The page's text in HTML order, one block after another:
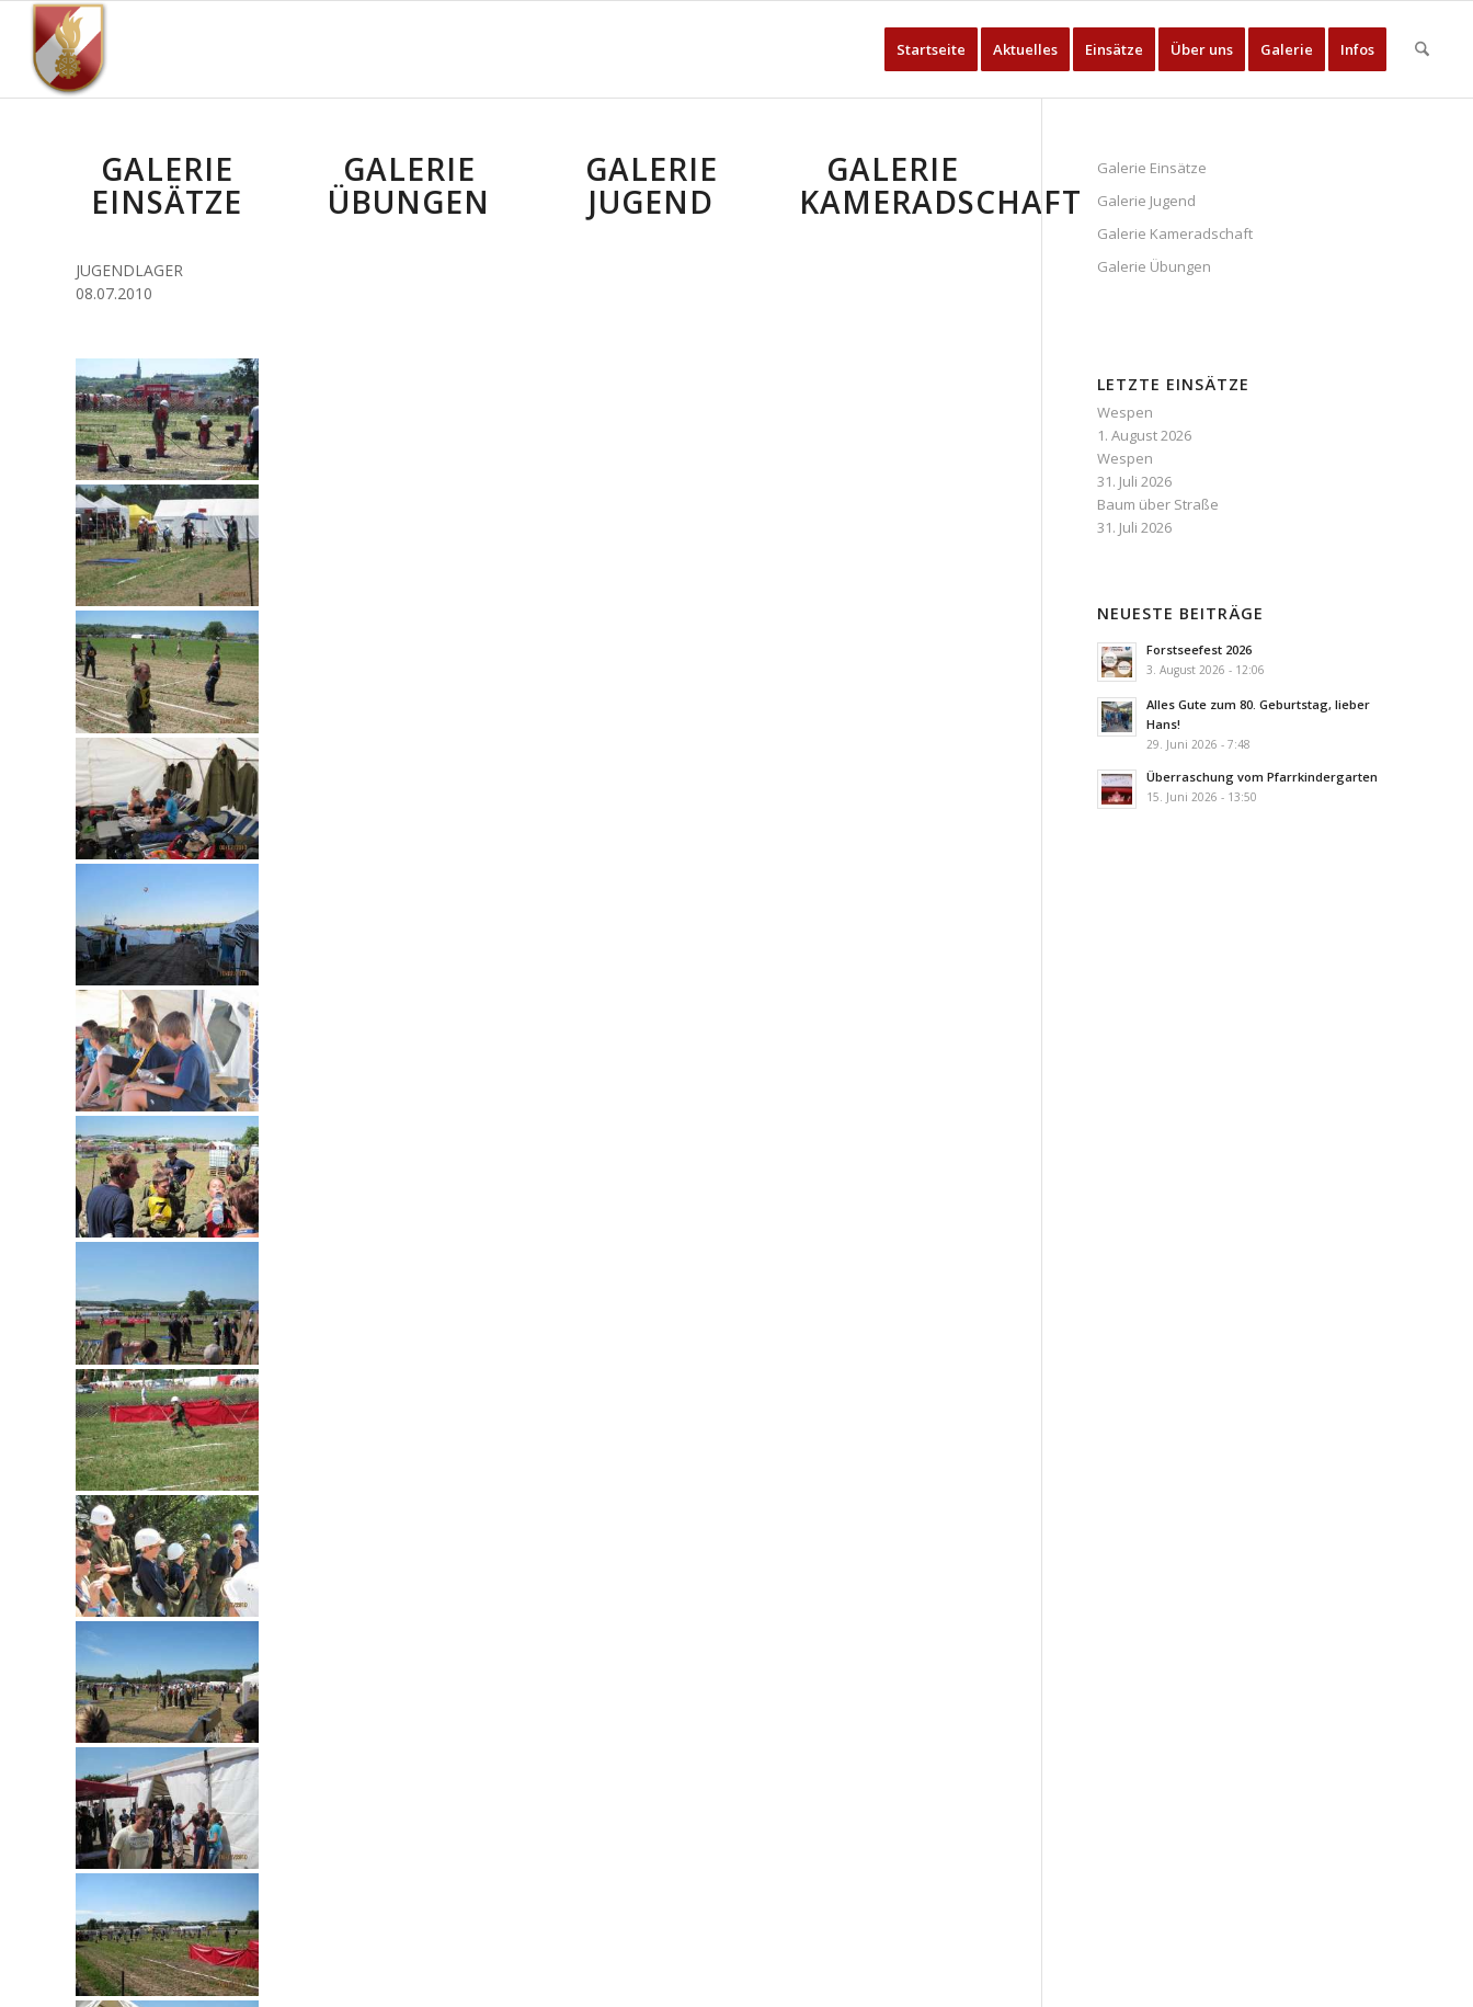
Startseite Aktuelles Einsätze Über uns Galerie Infos
GALERIE
EINSÄTZE
JUGENDLAGER
08.07.2010
GALERIE
ÜBUNGEN
GALERIE
JUGEND
GALERIE
KAMERADSCHAFT
Galerie Einsätze
Galerie Jugend
Galerie Kameradschaft
Galerie Übungen
LETZTE EINSÄTZE
Wespen
1. August 2026
Wespen
31. Juli 2026
Baum über Straße
31. Juli 2026
NEUESTE BEITRÄGE
Forstseefest 2026
3. August 2026 - 12:06
Alles Gute zum 80. Geburtstag, lieber
Hans!
29. Juni 2026 - 7:48
Überraschung vom Pfarrkindergarten
15. Juni 2026 - 13:50